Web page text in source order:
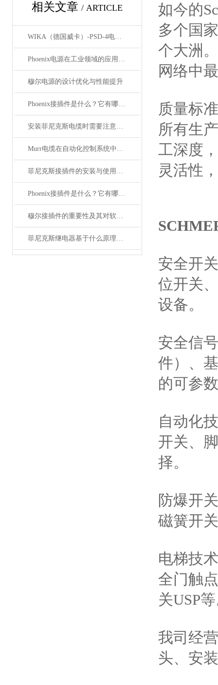
相关文章 / ARTICLE
WIKA（德国威卡）-PSD-4电子压力开关
Phoenix电源在工业领域的应用与优势
穆尔电源的设计优化与性能提升
Phoenix接插件是什么？它有哪些分类？
安装菲尼克斯电缆时需要注意哪些事项？
Murr电缆在自动化控制系统中的应用
菲尼克斯接插件的安装与使用技巧
Phoenix接插件是什么？它有哪些应用？
穆尔接插件的重要性及其对软件开发的影响
菲尼克斯继电器基于什么原理工作？
如今的
多个国
个大洲
网络中
质量标
所有生
工深度
灵活性
安全开
位开关
设备。
安全信
件）、
的可参
自动化
开关、
择。
防爆开
磁簧开
电梯技
全门触
关USP
我司经
头、安